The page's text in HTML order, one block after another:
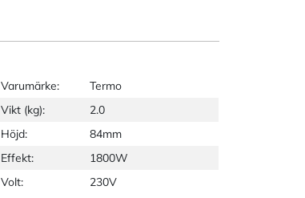
Varumärke:
Termo
Vikt (kg):
2.0
Höjd:
84mm
Effekt:
1800W
Volt:
230V